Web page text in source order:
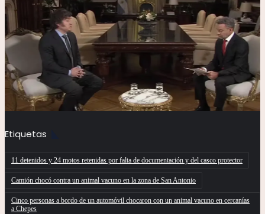
Etiquetas
11 detenidos y 24 motos retenidas por falta de documentación y del casco protector
Camión chocó contra un animal vacuno en la zona de San Antonio
Cinco personas a bordo de un automóvil chocaron con un animal vacuno en cercanías
a Chepes